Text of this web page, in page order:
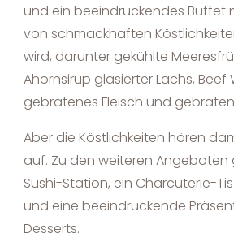
und ein beeindruckendes Buffet
von schmackhaften
wird, darunter gekühlte
Ahornsirup glasierter Lachs, Beef
gebratenes Fleisch und
Aber die Köstlichkeiten hören
auf. Zu den weiteren Angeboten
Sushi-Station, ein Charcuterie-
und eine beeindruckende
Desserts.